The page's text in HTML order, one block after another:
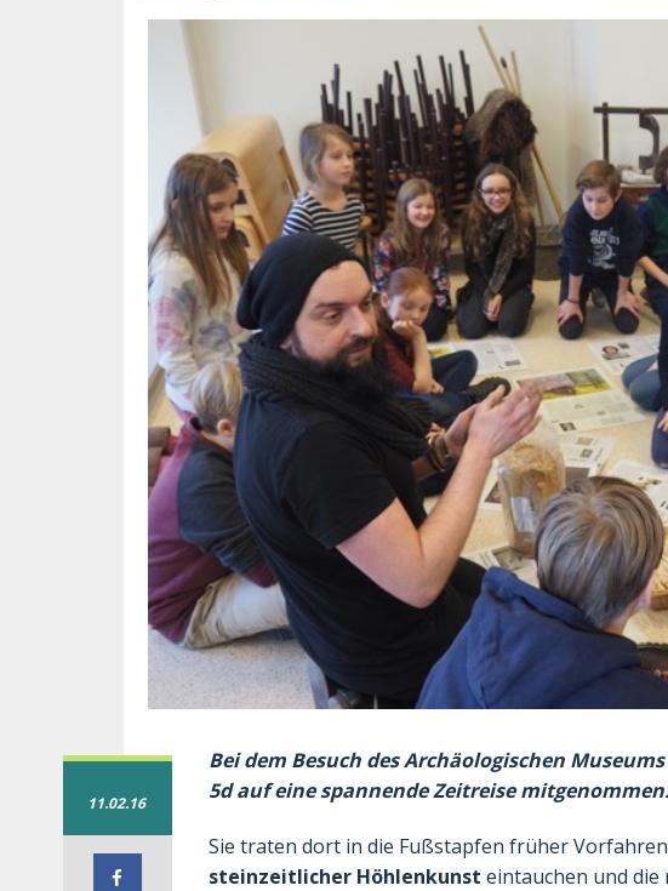
11.02.16
Bei dem Besuch des Archäologischen
5d auf eine spannende Zeitreise mitgenommen.
Sie traten dort in die Fußstapfen früher
steinzeitlicher Höhlenkunst eintauchen und